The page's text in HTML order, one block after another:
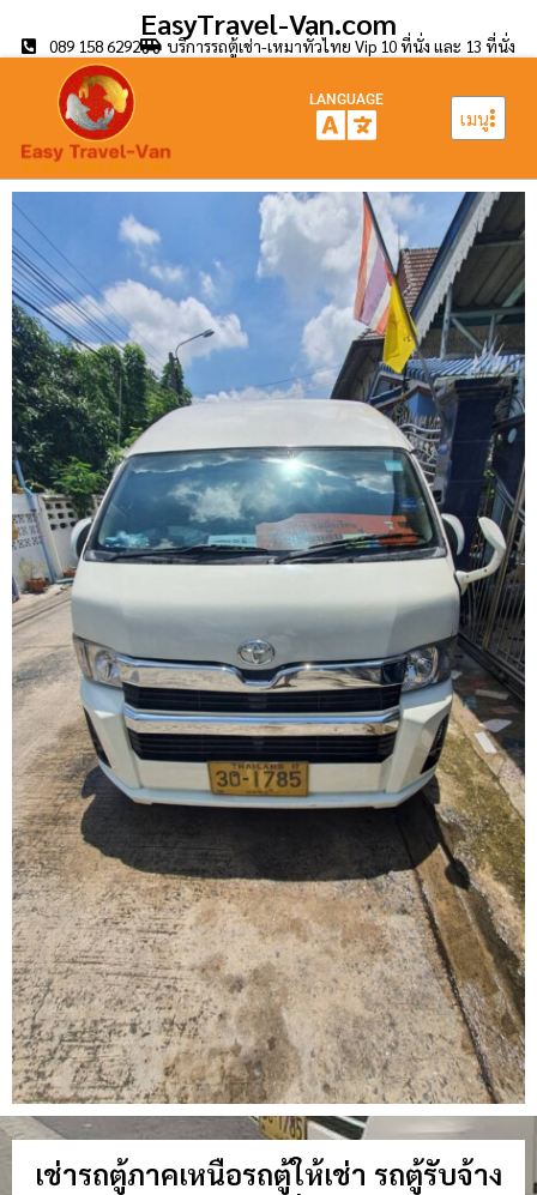
EasyTravel-Van.com
089 158 6292 บริการรถตู้เช่า-เหมาทั่วไทย Vip 10 ที่นั่ง และ 13 ที่นั่ง
เมนู
LANGUAGE
เช่ารถตู้ภาคเหนือรถตู้ให้เช่า รถตู้รับจ้าง